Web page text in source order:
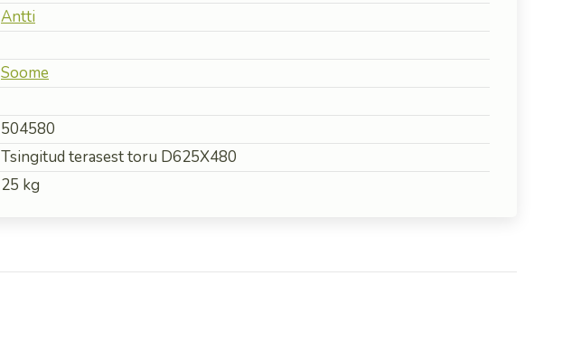
Antti
Soome
504580
Tsingitud terasest toru D625X480
25 kg